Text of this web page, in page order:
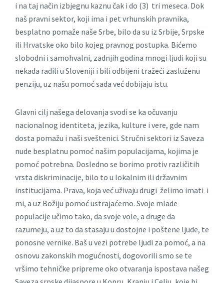
i na taj način izbjegnu kaznu čak i do (3) tri meseca. Dok
naš pravni sektor, koji ima i pet vrhunskih pravnika,
besplatno pomaže naše Srbe, bilo da su iz Srbije, Srpske
ili Hrvatske oko bilo kojeg pravnog postupka. Bićemo
slobodni i samohvalni, zadnjih godina mnogi ljudi koji su
nekada radili u Sloveniji i bili odbijeni tražeći zasluženu
penziju, uz našu pomoć sada već dobijaju istu.
Glavni cilj našega delovanja svodi se ka očuvanju
nacionalnog identiteta, jezika, kulture i vere, gde nam
dosta pomažu i naši sveštenici. Stručni sektori iz Saveza
nude besplatnu pomoć našim populacijama, kojima je
pomoć potrebna. Dosledno se borimo protiv različitih
vrsta diskriminacije, bilo to u lokalnim ili državnim
institucijama. Prava, koja već uživaju drugi želimo imati i
mi, a uz Božiju pomoć ustrajaćemo. Svoje mlade
populacije učimo tako, da svoje vole, a druge da
razumeju, a uz to da stasaju u dostojne i poštene ljude, te
ponosne vernike. Baš u vezi potrebe ljudi za pomoć, a na
osnovu zakonskih mogućnosti, dogovorili smo se te
vršimo tehničke pripreme oko otvaranja ispostava našeg